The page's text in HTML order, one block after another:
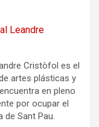
Leandre
Cristòfol es el
artes plásticas y
en pleno
por ocupar el
de Sant Pau.